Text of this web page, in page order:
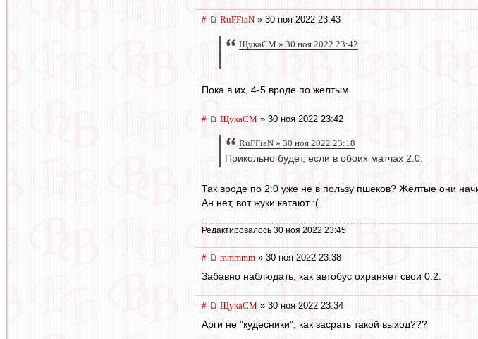
# RuFFiaN » 30 ноя 2022 23:43
ЩукаСМ » 30 ноя 2022 23:42
Пока в их, 4-5 вроде по желтым
# ЩукаСМ » 30 ноя 2022 23:42
RuFFiaN » 30 ноя 2022 23:18
Прикольно будет, если в обоих матчах 2:0.
Так вроде по 2:0 уже не в пользу пшеков? Жёлтые они
Ан нет, вот жуки катают :(
Редактировалось 30 ноя 2022 23:45
# mmmmm » 30 ноя 2022 23:38
Забавно наблюдать, как автобус охраняет свои 0:2.
# ЩукаСМ » 30 ноя 2022 23:34
Арги не "кудесники", как засрать такой выход???